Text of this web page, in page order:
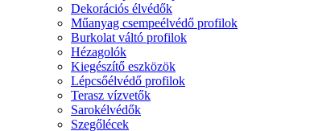
Dekorációs élvédők
Műanyag csempeélvédő profilok
Burkolat váltó profilok
Hézagolók
Kiegészítő eszközök
Lépcsőélvédő profilok
Terasz vízvetők
Sarokélvédők
Szegőlécek